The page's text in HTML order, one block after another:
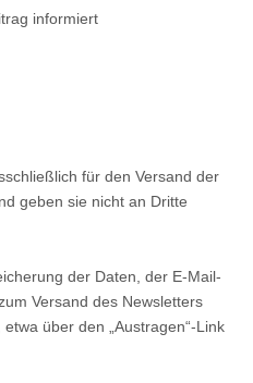
informiert
für den Versand der
geben sie nicht an Dritte
der Daten, der E-Mail-
Versand des Newsletters
über den „Austragen“-Link